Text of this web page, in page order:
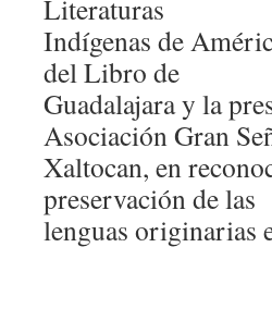
Literaturas
Indígenas de
del Libro de
Guadalajara y la
Asociación Gran
Xaltocan, en
preservación de las
lenguas originarias